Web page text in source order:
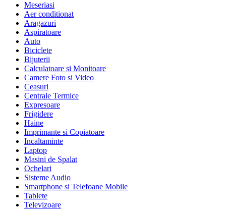
Meseriasi
Aer conditionat
Aragazuri
Aspiratoare
Auto
Biciclete
Bijuterii
Calculatoare si Monitoare
Camere Foto si Video
Ceasuri
Centrale Termice
Expresoare
Frigidere
Haine
Imprimante si Copiatoare
Incaltaminte
Laptop
Masini de Spalat
Ochelari
Sisteme Audio
Smartphone si Telefoane Mobile
Tablete
Televizoare